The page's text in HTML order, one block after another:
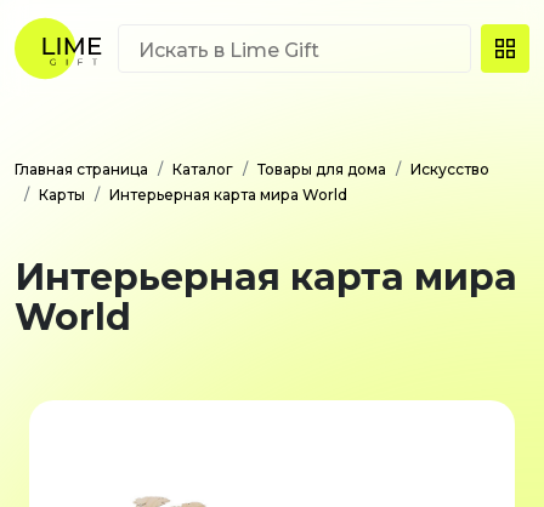
Главная страница Каталог Товары для дома
Искусство
Карты
Интерьерная карта мира World
Интерьерная карта мира
World